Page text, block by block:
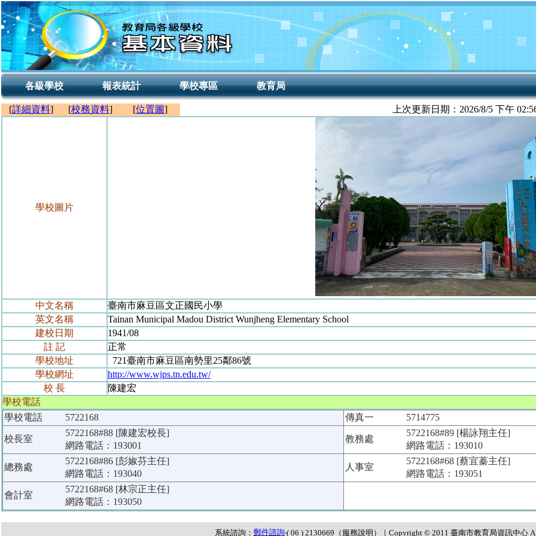
各級學校 報表統計 學校專區 教育局
[詳細資料] [校務資料] [位置圖] 上次更新日期： 2026/8/5 下午
學校圖片
中文名稱
臺南市麻豆區文正國民小學
英文名稱
Tainan Municipal Madou District Wunjheng Elementary School
建校日期
1941/08
註 記
正常
學校地址
721臺南市麻豆區南勢里25鄰86號
學校網址
http://www.wjps.tn.edu.tw/
校 長
陳建宏
學校電話
學校電話
5722168 傳真一 5714775
校長室
5722168#88 [陳建宏校長]
網路電話：193001
教務處
5722168#89 [楊詠翔主任]
網路電話：193010
總務處
5722168#86 [彭婌芬主任]
網路電話：193040
人事室
5722168#68 [蔡宜蓁主任]
網路電話：193051
會計室
5722168#68 [林宗正主任]
網路電話：193050
系統諮詢： 郵件諮詢‧( 06 ) 2130669（ 服務說明 ） ｜Copyright © 2011 臺南市教育局資訊中心